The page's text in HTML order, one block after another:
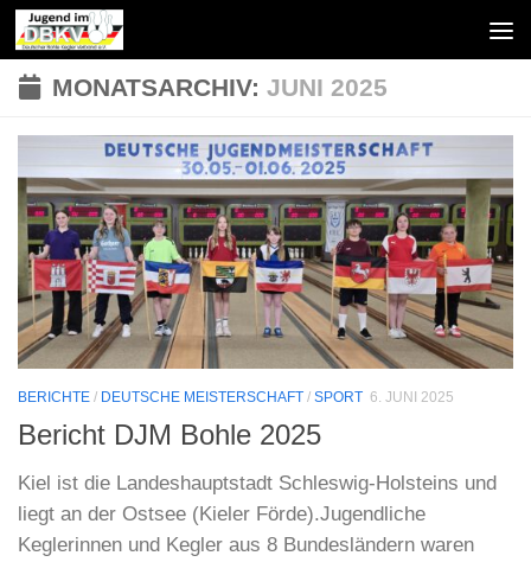
Zum Inhalt springen
MONATSARCHIV: JUNI 2025
BERICHTE / DEUTSCHE MEISTERSCHAFT / SPORT 6. JUNI 2025
Bericht DJM Bohle 2025
Kiel ist die Landeshauptstadt Schleswig-Holsteins und
liegt an der Ostsee (Kieler Förde).Jugendliche
Keglerinnen und Kegler aus 8 Bundesländern waren